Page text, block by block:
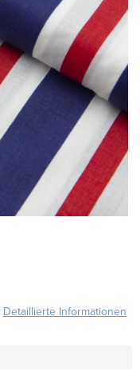
Detaillierte Informationen